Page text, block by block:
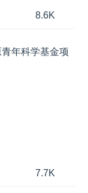
8.6K
年科学基金项
7.7K